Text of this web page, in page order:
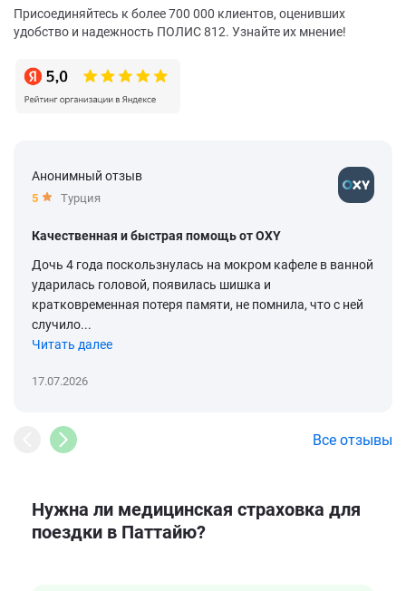
Присоединяйтесь к более 700 000 клиентов, оценивших
удобство и надежность ПОЛИС 812. Узнайте их мнение!
Анонимный отзыв
5 Турция
Качественная и быстрая помощь от OXY
Дочь 4 года поскользнулась на мокром кафеле в ванной
ударилась головой, появилась шишка и
кратковременная потеря памяти, не помнила, что с ней
случило...
Читать далее
17.07.2026
Все отзывы
Нужна ли медицинская страховка для
поездки в Паттайю?